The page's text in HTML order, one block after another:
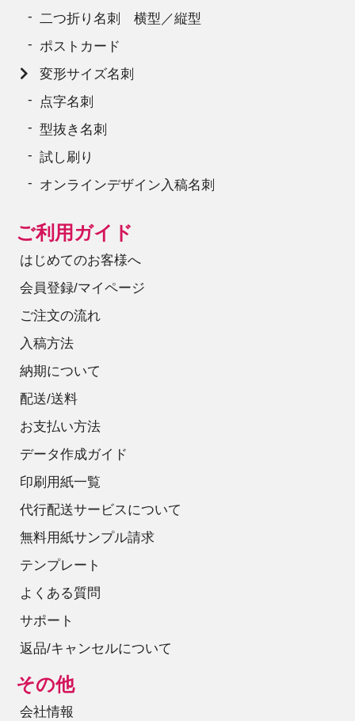
二つ折り名刺 横型／縦型
ポストカード
変形サイズ名刺
点字名刺
型抜き名刺
試し刷り
オンラインデザイン入稿名刺
ご利用ガイド
はじめてのお客様へ
会員登録/マイページ
ご注文の流れ
入稿方法
納期について
配送/送料
お支払い方法
データ作成ガイド
印刷用紙一覧
代行配送サービスについて
無料用紙サンプル請求
テンプレート
よくある質問
サポート
返品/キャンセルについて
その他
会社情報